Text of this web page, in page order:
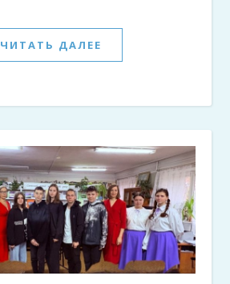
ЧИТАТЬ ДАЛЕЕ